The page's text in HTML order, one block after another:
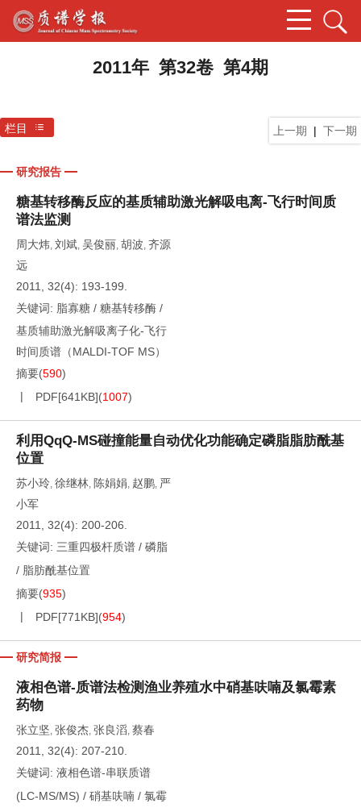
2011年 第32卷 第4期
上一期 | 下一期
栏目
研究报告
糖基转移酶反应的基质辅助激光解吸电离-飞行时间质
谱法监测
周大炜, 刘斌, 吴俊丽, 胡波, 齐源
远
2011, 32(4): 193-199.
关键词: 脂寡糖 / 糖基转移酶 /
基质辅助激光解吸离子化-飞行
时间质谱（MALDI-TOF MS）
摘要(590)
PDF[641KB](1007)
利用QqQ-MS碰撞能量自动优化功能确定磷脂脂肪酰基
位置
苏小玲, 徐继林, 陈娟娟, 赵鹏, 严
小军
2011, 32(4): 200-206.
关键词: 三重四极杆质谱 / 磷脂
/ 脂肪酰基位置
摘要(935)
PDF[771KB](954)
研究简报
液相色谱-质谱法检测渔业养殖水中硝基呋喃及氯霉素
药物
张立坚, 张俊杰, 张良滔, 蔡春
2011, 32(4): 207-210.
关键词: 液相色谱-串联质谱
(LC-MS/MS) / 硝基呋喃 / 氯霉